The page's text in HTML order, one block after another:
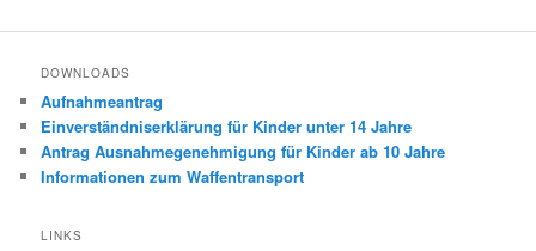
DOWNLOADS
Aufnahmeantrag
Einverständniserklärung für Kinder unter 14 Jahre
Antrag Ausnahmegenehmigung für Kinder ab 10 Jahre
Informationen zum Waffentransport
LINKS